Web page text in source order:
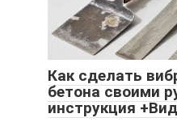
Как сделать
бетона своими
инструкция